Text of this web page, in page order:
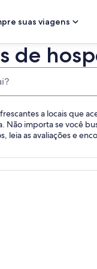
suas viagens
de
a locais que
Não importa se você
leia as avaliações e